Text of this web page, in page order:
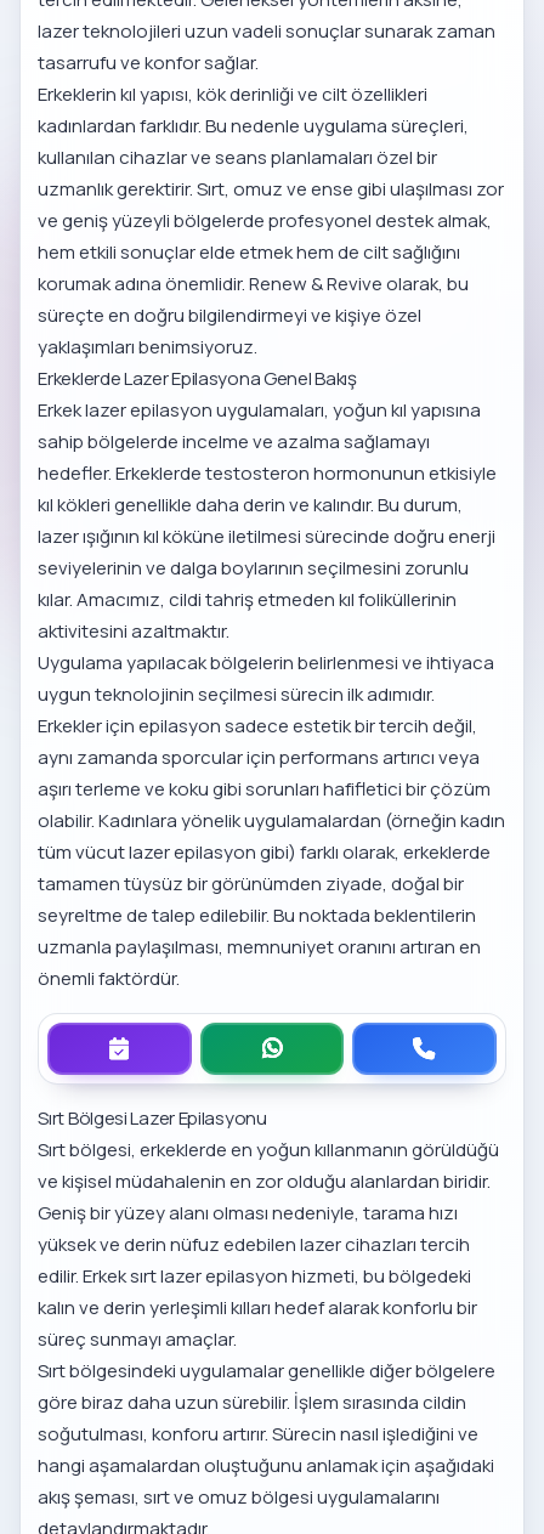
lazer teknolojileri uzun vadeli sonuçlar sunarak zaman
tasarrufu ve konfor sağlar.
Erkeklerin kıl yapısı, kök derinliği ve cilt özellikleri
kadınlardan farklıdır. Bu nedenle uygulama süreçleri,
kullanılan cihazlar ve seans planlamaları özel bir
uzmanlık gerektirir. Sırt, omuz ve ense gibi ulaşılması zor
ve geniş yüzeyli bölgelerde profesyonel destek almak,
hem etkili sonuçlar elde etmek hem de cilt sağlığını
korumak adına önemlidir. Renew & Revive olarak, bu
süreçte en doğru bilgilendirmeyi ve kişiye özel
yaklaşımları benimsiyoruz.
Erkeklerde Lazer Epilasyona Genel Bakış
Erkek lazer epilasyon uygulamaları, yoğun kıl yapısına
sahip bölgelerde incelme ve azalma sağlamayı
hedefler. Erkeklerde testosteron hormonunun etkisiyle
kıl kökleri genellikle daha derin ve kalındır. Bu durum,
lazer ışığının kıl köküne iletilmesi sürecinde doğru enerji
seviyelerinin ve dalga boylarının seçilmesini zorunlu
kılar. Amacımız, cildi tahriş etmeden kıl foliküllerinin
aktivitesini azaltmaktır.
Uygulama yapılacak bölgelerin belirlenmesi ve ihtiyaca
uygun teknolojinin seçilmesi sürecin ilk adımıdır.
Erkekler için epilasyon sadece estetik bir tercih değil,
aynı zamanda sporcular için performans artırıcı veya
aşırı terleme ve koku gibi sorunları hafifletici bir çözüm
olabilir. Kadınlara yönelik uygulamalardan (örneğinkadın
tüm vücut lazer epilasyongibi) farklı olarak, erkeklerde
tamamen tüysüz bir görünümden ziyade, doğal bir
seyreltme de talep edilebilir. Bu noktada beklentilerin
uzmanla paylaşılması, memnuniyet oranını artıran en
önemli faktördür.
Sırt Bölgesi Lazer Epilasyonu
Sırt bölgesi, erkeklerde en yoğun kıllanmanın görüldüğü
ve kişisel müdahalenin en zor olduğu alanlardan biridir.
Geniş bir yüzey alanı olması nedeniyle, tarama hızı
yüksek ve derin nüfuz edebilen lazer cihazları tercih
edilir.Erkek sırt lazer epilasyon hizmeti, bu bölgedeki
kalın ve derin yerleşimli kılları hedef alarak konforlu bir
süreç sunmayı amaçlar.
Sırt bölgesindeki uygulamalar genellikle diğer bölgelere
göre biraz daha uzun sürebilir. İşlem sırasında cildin
soğutulması, konforu artırır. Sürecin nasıl işlediğini ve
hangi aşamalardan oluştuğunu anlamak için aşağıdaki
akış şeması, sırt ve omuz bölgesi uygulamalarını
detaylandırmaktadır.